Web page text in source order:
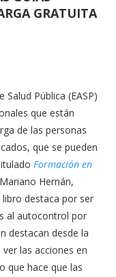
GRATUITA
Salud Pública (EASP)
que están
de las personas
que se pueden
Formación en
Hernán,
destaca por ser
al autocontrol por
destacan desde la
las acciones en
que hace que las